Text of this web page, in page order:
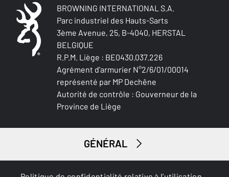
ÉTANCHE EAU
Oui
ÉTANCHE VENT
ISOLATION THERMIQUE
RÉSITANT À L'EAU
Oui
Petit gibier
BROWNING INTERNATIONAL S.A.
Parc industriel des Hauts-Sarts
3ème Avenue, 25, B-4040, HERSTAL
BELGIQUE
R.P.M. Liège : BE0430.037.226
Agrément d'armurier N°2/6/01/00014
représenté par MP Dechêne
Autorité de contrôle : Gouverneur de la
Province de Liège
GÉNÉRAL
SERVICES